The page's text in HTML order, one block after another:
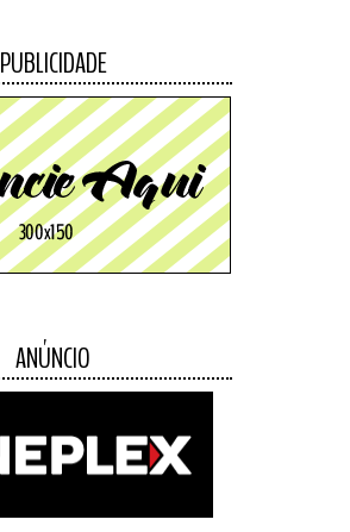
PUBLICIDADE
ANÚNCIO